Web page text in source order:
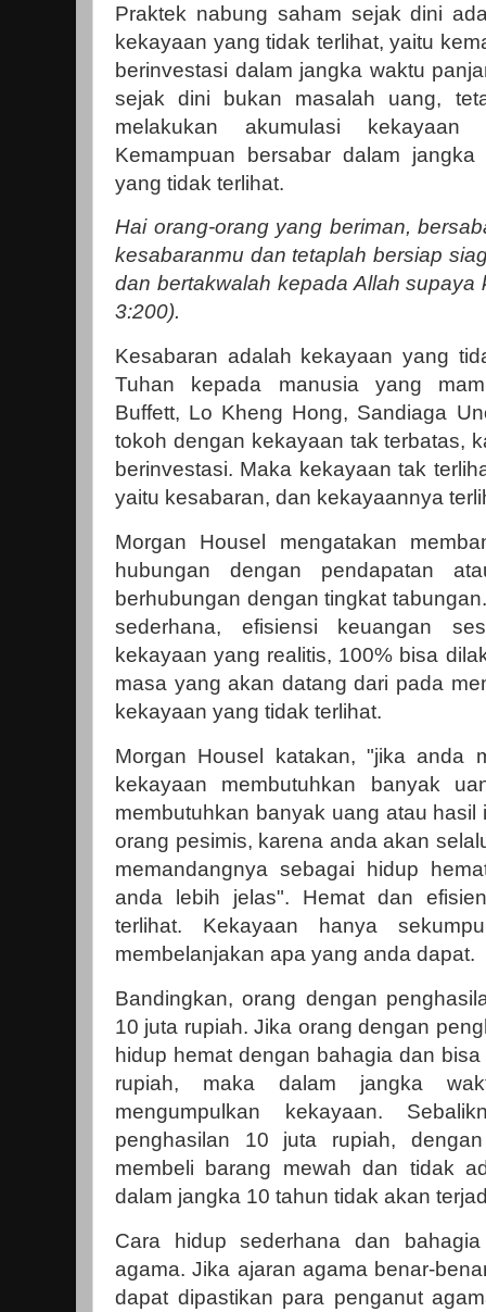
Praktek nabung saham sejak dini
kekayaan yang tidak terlihat, yaitu
berinvestasi dalam jangka waktu
sejak dini bukan masalah uang,
melakukan akumulasi
Kemampuan bersabar dalam
yang tidak terlihat.
Hai orang-orang yang beriman,
kesabaranmu dan tetaplah bersiap
dan bertakwalah kepada Allah supaya
3:200).
Kesabaran adalah kekayaan yang
Tuhan kepada manusia yang
Buffett, Lo Kheng Hong, Sandiaga
tokoh dengan kekayaan tak terbatas,
berinvestasi. Maka kekayaan tak
yaitu kesabaran, dan kekayaannya
Morgan Housel mengatakan
hubungan dengan pendapatan
berhubungan dengan tingkat
sederhana, efisiensi keuangan
kekayaan yang realitis, 100% bisa
masa yang akan datang dari pada
kekayaan yang tidak terlihat.
Morgan Housel katakan, "jika anda
kekayaan membutuhkan banyak
membutuhkan banyak uang atau
orang pesimis, karena anda akan
memandangnya sebagai hidup
anda lebih jelas". Hemat dan
terlihat. Kekayaan hanya
membelanjakan apa yang anda dapat.
Bandingkan, orang dengan
10 juta rupiah. Jika orang dengan
hidup hemat dengan bahagia dan
rupiah, maka dalam jangka
mengumpulkan kekayaan.
penghasilan 10 juta rupiah,
membeli barang mewah dan tidak
dalam jangka 10 tahun tidak akan
Cara hidup sederhana dan
agama. Jika ajaran agama benar-
dapat dipastikan para penganut